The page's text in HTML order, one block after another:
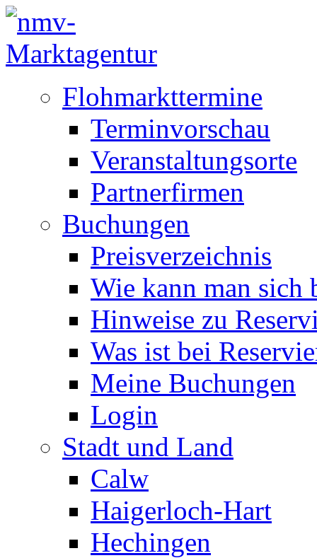
Flohmarkttermine
Terminvorschau
Veranstaltungsorte
Partnerfirmen
Buchungen
Preisverzeichnis
Wie kann man sich
Hinweise zu
Was ist bei
Meine Buchungen
Login
Stadt und Land
Calw
Haigerloch-Hart
Hechingen